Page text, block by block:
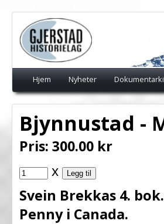
Hjem Nyheter
Bjynnustad -
Pris: 300.00 kr
x
Svein Brekkas 4.
Penny i Canada.